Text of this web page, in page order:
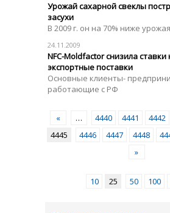
Урожай сахарной свеклы
засухи
В 2009 г. он на 70% ниже урожая
24.11.2009
NFC-Moldfactor снизила ставки
экспортные поставки
Основные клиенты-
работающие с РФ
« … 4440 4441 4442
4445
4446 4447 4448
»
10 25 50 100